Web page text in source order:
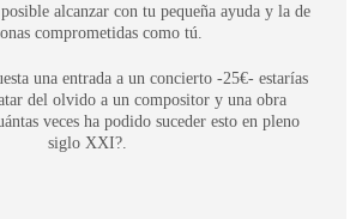
alcanzar con tu pequeña ayuda y la de
comprometidas como tú.
una entrada a un concierto -25€- estarías
del olvido a un compositor y una obra
veces ha podido suceder esto en pleno
siglo XXI?.